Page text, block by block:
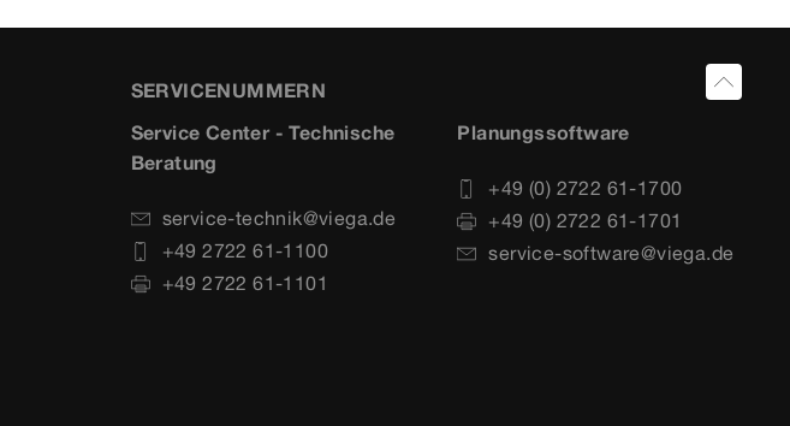
SERVICENUMMERN
Service Center - Technische
Beratung
service-technik@viega.de
+49 2722 61-1100
+49 2722 61-1101
Planungssoftware
+49 (0) 2722 61-1700
+49 (0) 2722 61-1701
service-software@viega.de